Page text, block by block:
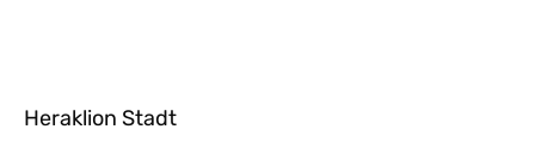
Heraklion Stadt